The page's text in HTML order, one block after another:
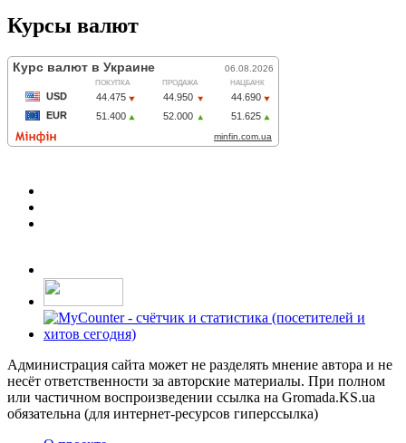
Курсы валют
Администрация сайта может не разделять мнение автора и не
несёт ответственности за авторские материалы. При полном
или частичном воспроизведении ссылка на Gromada.KS.ua
обязательна (для интернет-ресурсов гиперссылка)